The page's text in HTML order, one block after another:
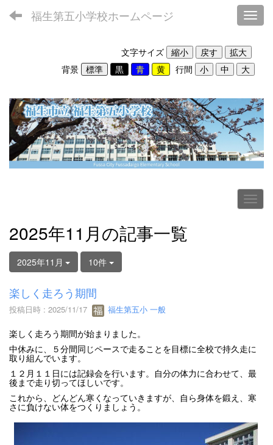
福生第五小学校ホームページ
文字サイズ
背景
行間
2025年11月の記事一覧
2025年11月 10件
楽しく走ろう期間
投稿日時 : 2025/11/17 福生第五小 一般
楽しく走ろう期間が始まりました。
中休みに、５分間同じペースで走ることを目標に全校で持久走に
取り組んでいます。
１２月１１日には記録会を行います。自分の体力に合わせて、最
後まで走り切ってほしいです。
これから、どんどん寒くなっていきますが、自ら身体を鍛え、寒
さに負けない体をつくりましょう。